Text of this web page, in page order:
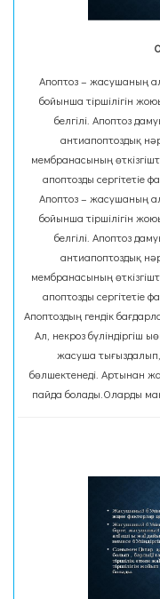
Апоптоз – жасушаның
бойынша тіршілігін
белгілі. Апоптоз
антиапоптоздық
мембранасының
апоптозды сергітетіе
Апоптоз – жасушаның
бойынша тіршілігін
белгілі. Апоптоз
антиапоптоздық
мембранасының
апоптозды сергітетіе
Апоптоздың гендік
Ал, некроз бүліндіргіш
жасуша
бөлшектенеді. Артынан
пайда болады.Оларды